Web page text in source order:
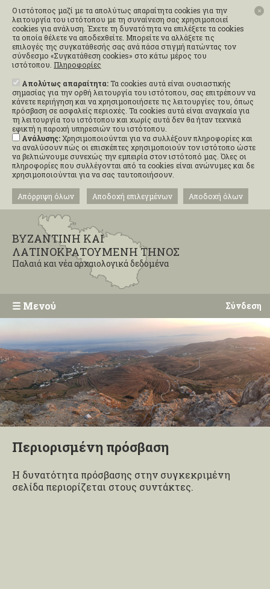
Ο ιστότοπος μαζί με τα απολύτως απαραίτητα cookies για την
λειτουργία του ιστότοπου με τη συναίνεση σας χρησιμοποιεί
cookies για ανάλυση. Έχετε τη δυνατότητα να επιλέξετε τα cookies
τα οποία θέλετε να αποδεχθείτε. Μπορείτε να αλλάξετε τις
επιλογές της συγκατάθεσής σας ανά πάσα στιγμή πατώντας τον
σύνδεσμο «Συγκατάθεση cookies» στο κάτω μέρος του
ιστότοπου. Πληροφορίες
Απολύτως απαραίτητα:Τα cookies αυτά είναι ουσιαστικής
σημασίας για την ορθή λειτουργία του ιστότοπου, σας επιτρέπουν να
κάνετε περιήγηση και να χρησιμοποιήσετε τις λειτουργίες του, όπως
πρόσβαση σε ασφαλείς περιοχές. Τα cookies αυτά είναι αναγκαία για
τη λειτουργία του ιστότοπου και χωρίς αυτά δεν θα ήταν τεχνικά
εφικτή η παροχή υπηρεσιών του ιστότοπου.
Ανάλυσης:Χρησιμοποιούνται για να συλλέξουν πληροφορίες και
να αναλύσουν πώς οι επισκέπτες χρησιμοποιούν τον ιστότοπο ώστε
να βελτιώνουμε συνεχώς την εμπειρία στον ιστότοπό μας. Όλες οι
πληροφορίες που συλλέγονται από τα cookies είναι ανώνυμες και δε
χρησιμοποιούνται για να σας ταυτοποιήσουν.
Απόρριψη όλων Αποδοχή επιλεγμένων Αποδοχή όλων
✕
ΒΥΖΑΝΤΙΝΗ ΚΑΙ
ΛΑΤΙΝΟΚΡΑΤΟΥΜΕΝΗ ΤΗΝΟΣ
Παλαιά και νέα αρχαιολογικά δεδομένα
☰ Μενού Σύνδεση
Περιορισμένη πρόσβαση
Η δυνατότητα πρόσβασης στην συγκεκριμένη
σελίδα περιορίζεται στους συντάκτες.